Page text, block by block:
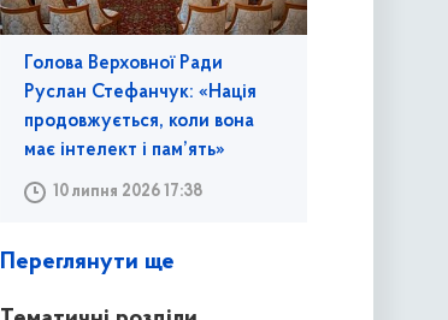
Голова Верховної Ради
Руслан Стефанчук: «Нація
продовжується, коли вона
має інтелект і пам’ять»
10 липня 2026 17:38
Переглянути ще